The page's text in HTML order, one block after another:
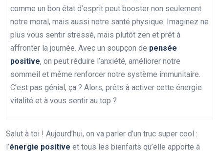
comme un bon état d’esprit peut booster non seulement
notre moral, mais aussi notre santé physique. Imaginez ne
plus vous sentir stressé, mais plutôt zen et prêt à
affronter la journée. Avec un soupçon de pensée
positive, on peut réduire l’anxiété, améliorer notre
sommeil et même renforcer notre système immunitaire.
C’est pas génial, ça ? Alors, prêts à activer cette énergie
vitalité et à vous sentir au top ?
Salut à toi ! Aujourd’hui, on va parler d’un truc super cool :
l’énergie positive et tous les bienfaits qu’elle apporte à